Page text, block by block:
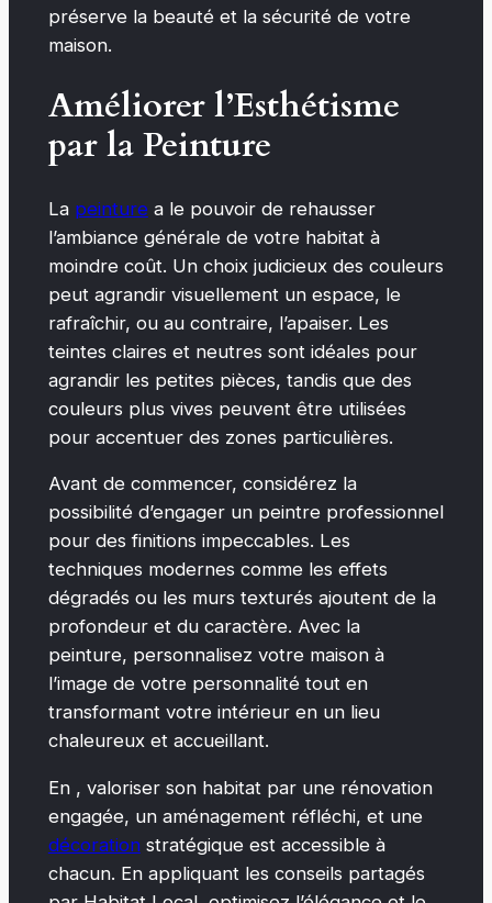
préserve la beauté et la sécurité de votre
maison.
Améliorer l’Esthétisme
par la Peinture
La peinture a le pouvoir de rehausser
l’ambiance générale de votre habitat à
moindre coût. Un choix judicieux des couleurs
peut agrandir visuellement un espace, le
rafraîchir, ou au contraire, l’apaiser. Les
teintes claires et neutres sont idéales pour
agrandir les petites pièces, tandis que des
couleurs plus vives peuvent être utilisées
pour accentuer des zones particulières.
Avant de commencer, considérez la
possibilité d’engager un peintre professionnel
pour des finitions impeccables. Les
techniques modernes comme les effets
dégradés ou les murs texturés ajoutent de la
profondeur et du caractère. Avec la
peinture, personnalisez votre maison à
l’image de votre personnalité tout en
transformant votre intérieur en un lieu
chaleureux et accueillant.
En , valoriser son habitat par une rénovation
engagée, un aménagement réfléchi, et une
décorationstratégique est accessible à
chacun. En appliquant les conseils partagés